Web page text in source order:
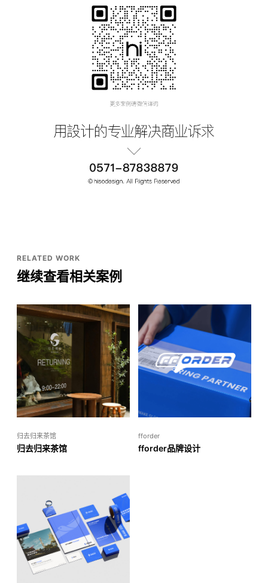
RELATED WORK
继续查看相关案例
归去归来茶馆
归去归来茶馆
fforder
fforder品牌设计